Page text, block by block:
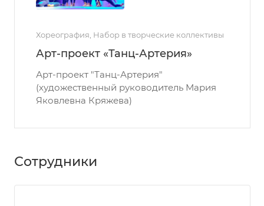
Хореография, Набор в творческие коллективы
Арт-проект «Танц-Артерия»
Арт-проект "Танц-Артерия"
(художественный руководитель Мария
Яковлевна Кряжева)
Сотрудники